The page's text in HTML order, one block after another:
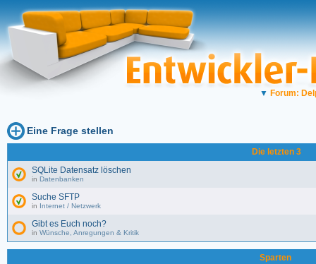
▼ Forum:
Eine Frage stellen
Die letzten 3
SQLite Datensatz löschen
in Datenbanken
Suche SFTP
in Internet / Netzwerk
Gibt es Euch noch?
in Wünsche, Anregungen & Kritik
Sparten